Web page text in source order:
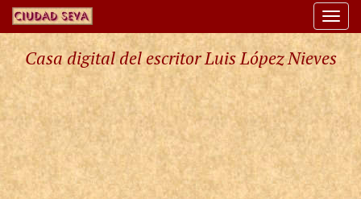
Casa digital del escritor Luis López Nieves